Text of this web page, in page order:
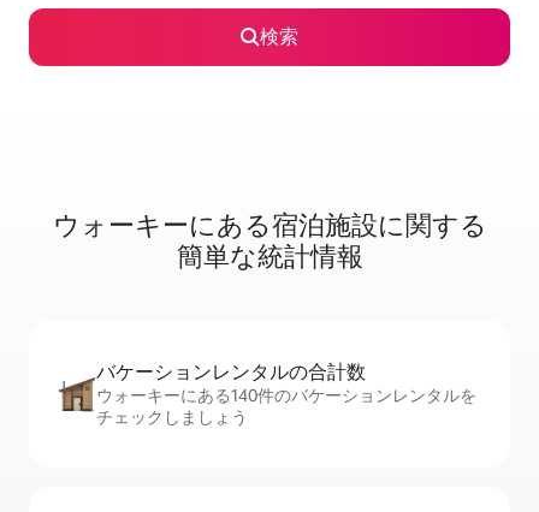
検索
ウォーキーに⁠あ⁠る宿⁠泊⁠施⁠設⁠に関⁠す⁠る
簡⁠単⁠な統⁠計⁠情⁠報
バケーションレ⁠ン⁠タ⁠ル⁠の合⁠計⁠数
ウォーキーにある140件のバケーションレンタルを
チェックしましょう